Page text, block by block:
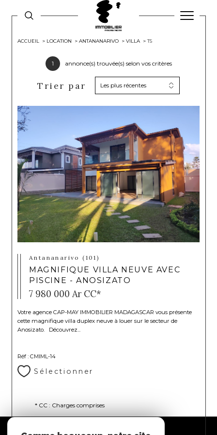
ACCUEIL LOCATION ANTANANARIVO VILLA T5
1 annonce(s) trouvée(s) selon vos critères
Trier par Les plus récentes
Antananarivo (101)
MAGNIFIQUE VILLA NEUVE AVEC
PISCINE - ANOSIZATO
7 980 000 Ar CC*
Votre agence CAP-MAY IMMOBILIER MADAGASCAR vous présente
cette magnifique villa duplex neuve à louer sur le secteur de
Anosizato. Découvrez...
Réf : CMIML-14
Sélectionner
* CC : Charges comprises